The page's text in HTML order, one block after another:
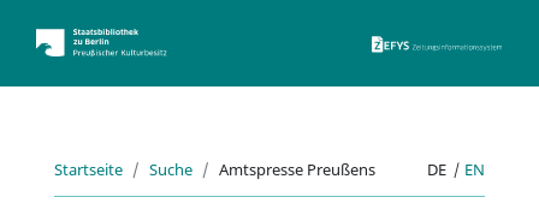
Startseite Suche Amtspresse Preußens DE | EN